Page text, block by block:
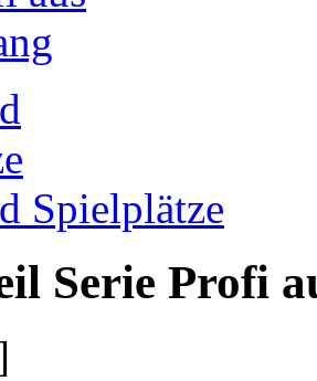
Spielplätze
Serie Profi